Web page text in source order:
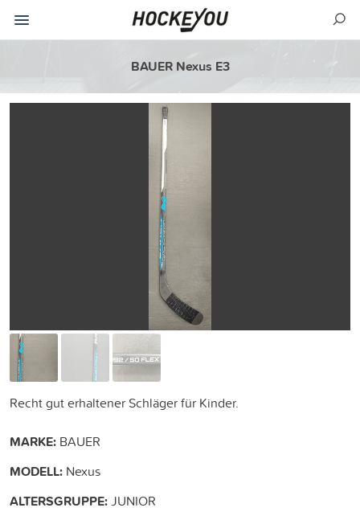
BAUER Nexus E3
Recht gut erhaltener Schläger für Kinder.
MARKE: BAUER
MODELL: Nexus
ALTERSGRUPPE:JUNIOR